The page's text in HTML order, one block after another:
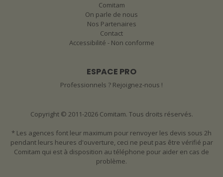
Comitam
On parle de nous
Nos Partenaires
Contact
Accessibilité - Non conforme
ESPACE PRO
Professionnels ? Rejoignez-nous !
Copyright © 2011-2026 Comitam. Tous droits réservés.
* Les agences font leur maximum pour renvoyer les devis sous 2h
pendant leurs heures d'ouverture, ceci ne peut pas être vérifié par
Comitam qui est à disposition au téléphone pour aider en cas de
problème.